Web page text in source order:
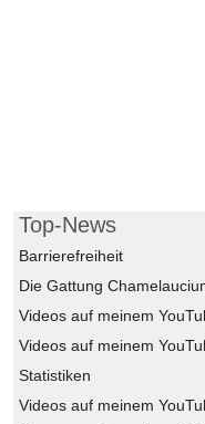
Top-News
Barrierefreiheit
Die Gattung
Videos auf meinem
Videos auf meinem
Statistiken
Videos auf meinem